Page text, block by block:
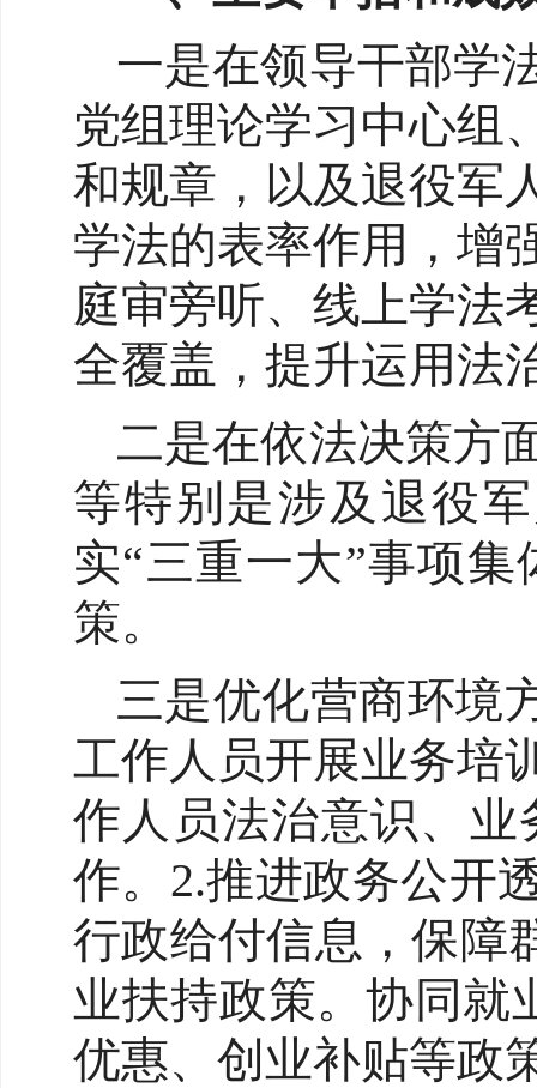
一是在领导干部学
党组理论学习中心组
和规章，以及退役军
学法的表率作用，增
庭审旁听、线上学法
全覆盖，提升运用法
二是在依法决策方
等特别是涉及退役
实“三重一大”事项
策。
三是优化营商环境
工作人员开展业务培
作人员法治意识、
作。2.推进政务公开
行政给付信息，保障
业扶持政策。协同就
优惠、创业补贴等政